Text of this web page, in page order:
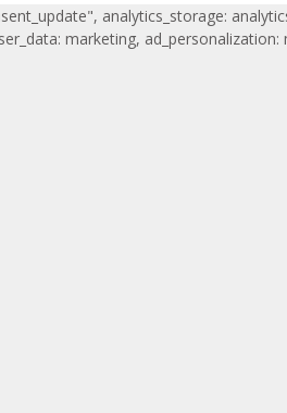
analytics_storage:
marketing, ad_personalization: